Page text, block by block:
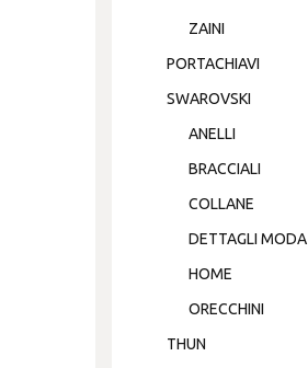
ZAINI
PORTACHIAVI
SWAROVSKI
ANELLI
BRACCIALI
COLLANE
DETTAGLI MODA
HOME
ORECCHINI
THUN